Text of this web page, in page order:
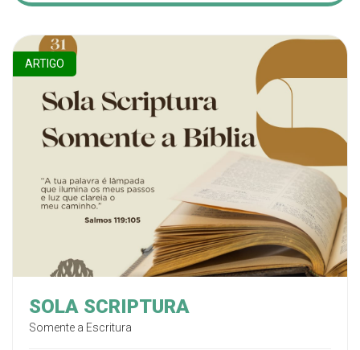
ARTIGO
SOLA SCRIPTURA
Somente a Escritura